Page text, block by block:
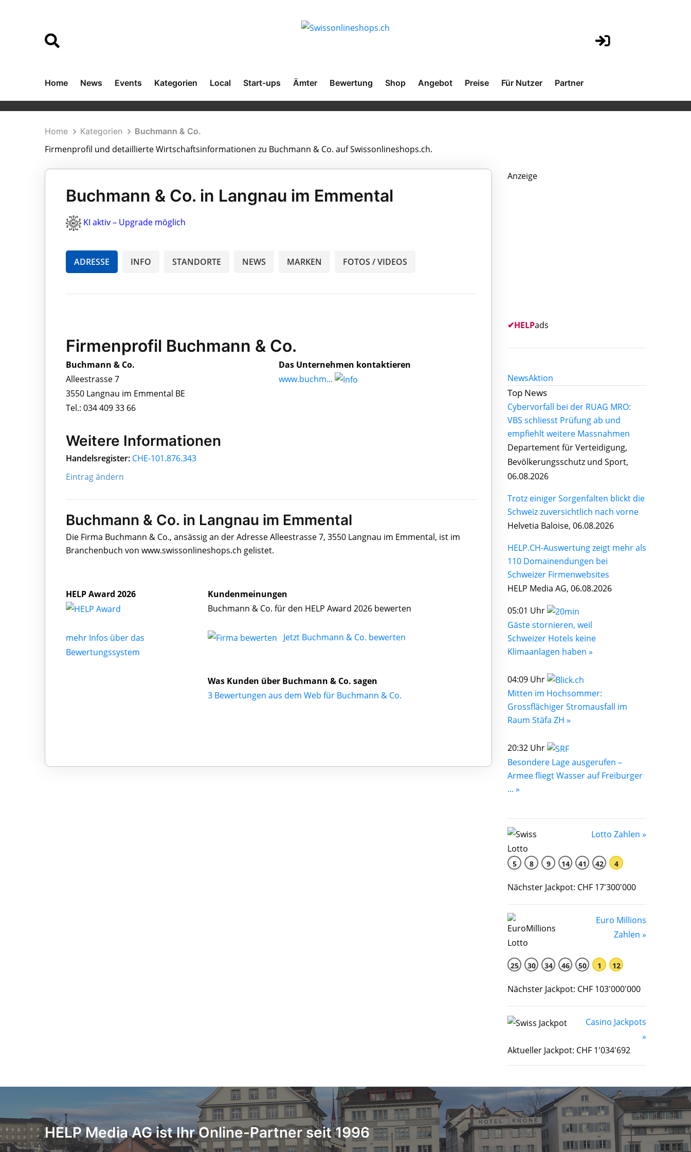
Home News Events Kategorien Local Start-ups Ämter Bewertung Shop Angebot Preise Für Nutzer Partner
Home Kategorien Buchmann & Co.
Firmenprofil und detaillierte Wirtschaftsinformationen zu Buchmann & Co. auf Swissonlineshops.ch.
Buchmann & Co. in Langnau im Emmental
KI aktiv – Upgrade möglich
ADRESSE INFO STANDORTE NEWS MARKEN FOTOS / VIDEOS
Firmenprofil Buchmann & Co.
Buchmann & Co.
Alleestrasse 7
3550 Langnau im Emmental BE
Tel.: 034 409 33 66
Das Unternehmen kontaktieren
www.buchm...
Weitere Informationen
Handelsregister: CHE-101.876.343
Eintrag ändern
Buchmann & Co. in Langnau im Emmental
Die Firma Buchmann & Co., ansässig an der Adresse Alleestrasse 7, 3550 Langnau im Emmental, ist im
Branchenbuch von www.swissonlineshops.ch gelistet.
HELP Award 2026
mehr Infos über das
Bewertungssystem
Kundenmeinungen
Buchmann & Co. für den HELP Award 2026 bewerten
Jetzt Buchmann & Co. bewerten
Was Kunden über Buchmann & Co. sagen
3 Bewertungen aus dem Web für Buchmann & Co.
Anzeige
✔HELPads
NewsAktion
Top News
Cybervorfall bei der RUAG MRO:
VBS schliesst Prüfung ab und
empfiehlt weitere Massnahmen
Departement für Verteidigung,
Bevölkerungsschutz und Sport,
06.08.2026
Trotz einiger Sorgenfalten blickt die
Schweiz zuversichtlich nach vorne
Helvetia Baloise, 06.08.2026
HELP.CH-Auswertung zeigt mehr als
110 Domainendungen bei
Schweizer Firmenwebsites
HELP Media AG, 06.08.2026
05:01 Uhr
Gäste stornieren, weil
Schweizer Hotels keine
Klimaanlagen haben »
04:09 Uhr
Mitten im Hochsommer:
Grossflächiger Stromausfall im
Raum Stäfa ZH »
20:32 Uhr
Besondere Lage ausgerufen –
Armee fliegt Wasser auf Freiburger
... »
Lotto Zahlen »
5 8 9 14 41 42 4
Nächster Jackpot: CHF 17'300'000
Euro Millions
Zahlen »
25 30 34 46 50 1 12
Nächster Jackpot: CHF 103'000'000
Casino Jackpots
»
Aktueller Jackpot: CHF 1'034'692
HELP Media AG ist Ihr Online-Partner seit 1996